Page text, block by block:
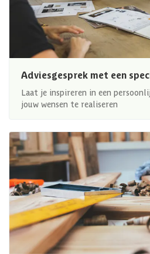
Adviesgesprek met een
Laat je inspireren in een
jouw wensen te realiseren